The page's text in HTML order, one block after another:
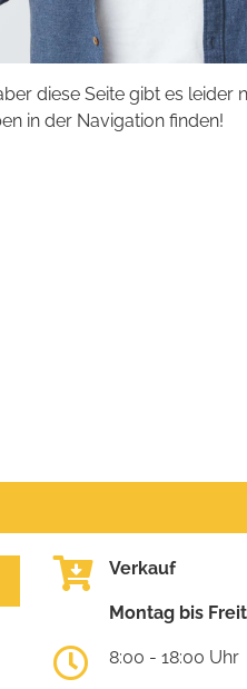
diese Seite gibt es leider
in der Navigation finden!
Verkauf
Montag bis
8:00 - 18:00 Uhr